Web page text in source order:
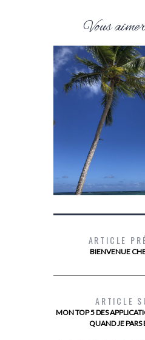
Vous
GUADELOUPE, QUE
ARTICLE
BIENVENUE
ARTICLE
MON TOP 5 DES
QUAND JE PARS